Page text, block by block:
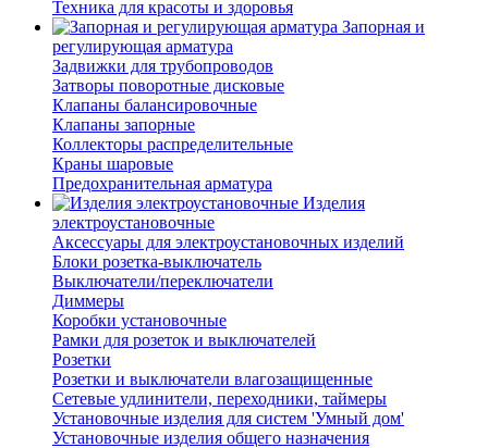
Техника для красоты и здоровья
Запорная и
регулирующая арматура
Задвижки для трубопроводов
Затворы поворотные дисковые
Клапаны балансировочные
Клапаны запорные
Коллекторы распределительные
Краны шаровые
Предохранительная арматура
Изделия
электроустановочные
Аксессуары для электроустановочных изделий
Блоки розетка-выключатель
Выключатели/переключатели
Диммеры
Коробки установочные
Рамки для розеток и выключателей
Розетки
Розетки и выключатели влагозащищенные
Сетевые удлинители, переходники, таймеры
Установочные изделия для систем 'Умный дом'
Установочные изделия общего назначения